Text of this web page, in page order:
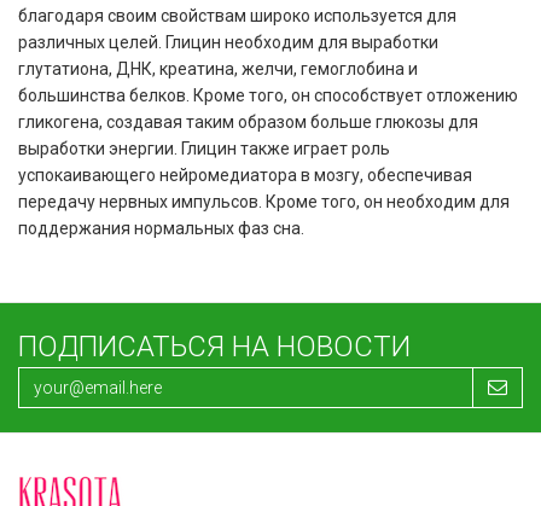
благодаря своим свойствам широко используется для
различных целей. Глицин необходим для выработки
глутатиона, ДНК, креатина, желчи, гемоглобина и
большинства белков. Кроме того, он способствует отложению
гликогена, создавая таким образом больше глюкозы для
выработки энергии. Глицин также играет роль
успокаивающего нейромедиатора в мозгу, обеспечивая
передачу нервных импульсов. Кроме того, он необходим для
поддержания нормальных фаз сна.
ПОДПИСАТЬСЯ НА НОВОСТИ